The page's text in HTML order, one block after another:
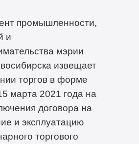
промышленности,
и
мэрии
извещает
торгов в форме
марта 2021 года на
договора на
и эксплуатацию
торгового